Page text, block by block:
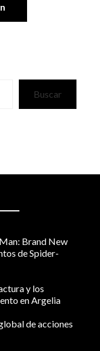
Buscar
Brand New
de Spider-
y los
en Argelia
de acciones